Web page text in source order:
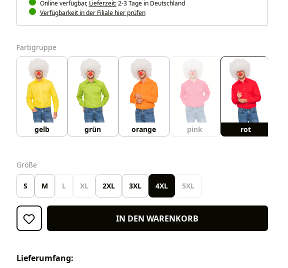
Online verfügbar, Lieferzeit:2-3 Tage in Deutschland
Verfügbarkeit in der Filiale hier prüfen
Farbgruppeauswählen
gelb grün orange pink rot
Größeauswählen
S M L XL 2XL 3XL 4XL 5XL
IN DEN WARENKORB
Lieferumfang: